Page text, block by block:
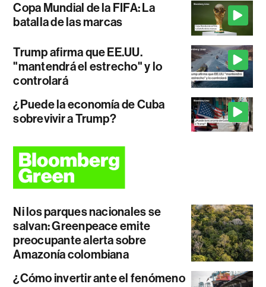
Copa Mundial de la FIFA: La
batalla de las marcas
Trump afirma que EE.UU.
"mantendrá el estrecho" y lo
controlará
¿Puede la economía de Cuba
sobrevivir a Trump?
Ni los parques nacionales se
salvan: Greenpeace emite
preocupante alerta sobre
Amazonía colombiana
¿Cómo invertir ante el fenómeno